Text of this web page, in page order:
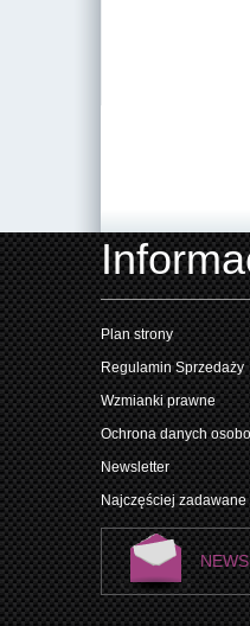
Plan strony
Regulamin Sprzedaży
Wzmianki prawne
Ochrona danych
Newsletter
Najczęściej zadawane